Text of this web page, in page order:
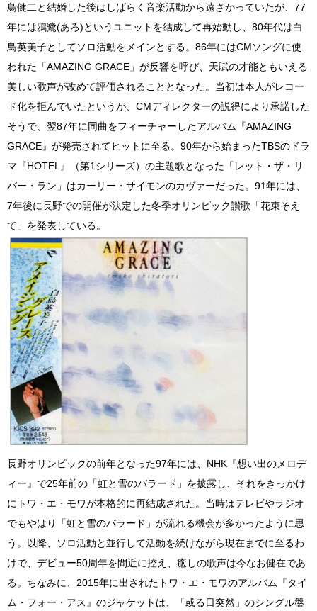
鳥健二と結婚した後はしばらく音楽活動から遠ざかっていたが、77
年には鴉鷺(あろ)というユニットを結成して再始動し、80年代は白
鳥英美子としてソロ活動をメインとする。86年にはCMソングに使
われた「AMAZING GRACE」が反響を呼び、天賦の才能ともいえる
美しい歌声が改めて評価されることとなった。当初は本人がレコー
ド化を拒んでいたというが、CMディレクターの説得により承諾した
そうで、翌87年に同曲をフィーチャーしたアルバム『AMAZING
GRACE』が発売されてヒットに至る。90年から始まったTBSのドラ
マ『HOTEL』（第1シリーズ）の主題歌となった「レット・ザ・リ
バー・ラン」はカーリー・サイモンのカヴァーだった。91年には、
7年後に長野での開催が決定した冬季オリンピック讃歌「花束そえ
て」を発表している。
長野オリンピックの前年となった97年には、NHK『想い出のメロデ
ィー』で25年前の「虹と雪のバラード」を披露し、それをきっかけ
にトワ・エ・モワが本格的に再結成された。当時はテレビやラジオ
でもやはり「虹と雪のバラード」が流れる機会が多かったように思
う。以降、ソロ活動と並行して活動を続けながら現在までに至るわ
けで、デビュー50周年を間近に控え、癒しの歌声は今なお健在であ
る。ちなみに、2015年に出されたトワ・エ・モワのアルバム『タイ
ム・フォー・アス』のジャケットは、「或る日突然」のシングル盤